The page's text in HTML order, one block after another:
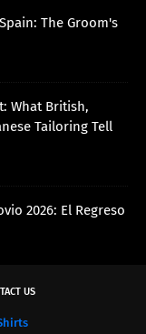
The Groom's
What British,
Tailoring Tell
2026: El Regreso
US